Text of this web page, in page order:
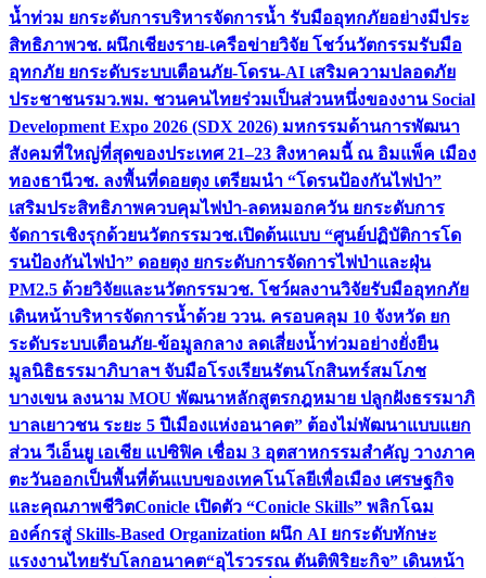
น้ำท่วม ยกระดับการบริหารจัดการน้ำ รับมืออุทกภัยอย่างมีประ
สิทธิภาพวช. ผนึกเชียงราย-เครือข่ายวิจัย โชว์นวัตกรรมรับมือ
อุทกภัย ยกระดับระบบเตือนภัย-โดรน-AI เสริมความปลอดภัย
ประชาชนรมว.พม. ชวนคนไทยร่วมเป็นส่วนหนึ่งของงาน Social
Development Expo 2026 (SDX 2026) มหกรรมด้านการพัฒนา
สังคมที่ใหญ่ที่สุดของประเทศ 21–23 สิงหาคมนี้ ณ อิมแพ็ค เมือง
ทองธานีวช. ลงพื้นที่ดอยตุง เตรียมนำ “โดรนป้องกันไฟป่า”
เสริมประสิทธิภาพควบคุมไฟป่า-ลดหมอกควัน ยกระดับการ
จัดการเชิงรุกด้วยนวัตกรรมวช.เปิดต้นแบบ “ศูนย์ปฏิบัติการโด
รนป้องกันไฟป่า” ดอยตุง ยกระดับการจัดการไฟป่าและฝุ่น
PM2.5 ด้วยวิจัยและนวัตกรรมวช. โชว์ผลงานวิจัยรับมืออุทกภัย
เดินหน้าบริหารจัดการน้ำด้วย ววน. ครอบคลุม 10 จังหวัด ยก
ระดับระบบเตือนภัย-ข้อมูลกลาง ลดเสี่ยงน้ำท่วมอย่างยั่งยืน
มูลนิธิธรรมาภิบาลฯ จับมือโรงเรียนรัตนโกสินทร์สมโภช
บางเขน ลงนาม MOU พัฒนาหลักสูตรกฎหมาย ปลูกฝังธรรมาภิ
บาลเยาวชน ระยะ 5 ปีเมืองแห่งอนาคต” ต้องไม่พัฒนาแบบแยก
ส่วน วีเอ็นยู เอเชีย แปซิฟิค เชื่อม 3 อุตสาหกรรมสำคัญ วางภาค
ตะวันออกเป็นพื้นที่ต้นแบบของเทคโนโลยีเพื่อเมือง เศรษฐกิจ
และคุณภาพชีวิตConicle เปิดตัว “Conicle Skills” พลิกโฉม
องค์กรสู่ Skills-Based Organization ผนึก AI ยกระดับทักษะ
แรงงานไทยรับโลกอนาคต“อุไรวรรณ ตันติพิริยะกิจ” เดินหน้า